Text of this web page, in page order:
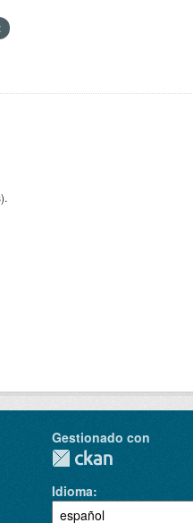
).
Gestionado con
Idioma